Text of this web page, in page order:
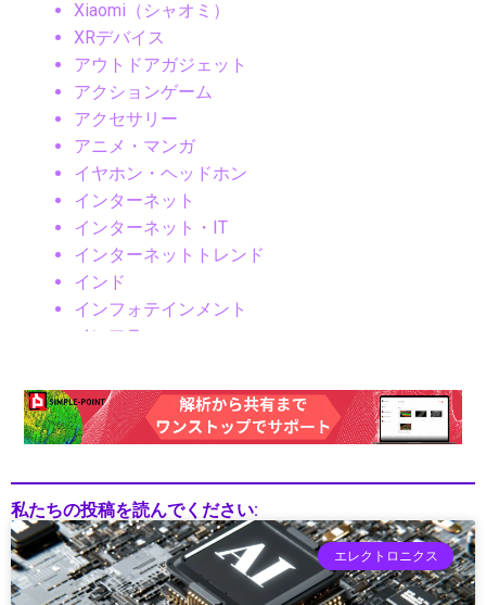
Xiaomi（シャオミ）
XRデバイス
アウトドアガジェット
アクションゲーム
アクセサリー
アニメ・マンガ
イヤホン・ヘッドホン
インターネット
インターネット・IT
インターネットトレンド
インド
インフォテインメント
インフラ
インフラ/都市設計
インフラDX
インフラテック
インフラ投資
インフラ更新
インフラ点検
インフラ維持管理
私たちの投稿を読んでください:
エレクトロニクス